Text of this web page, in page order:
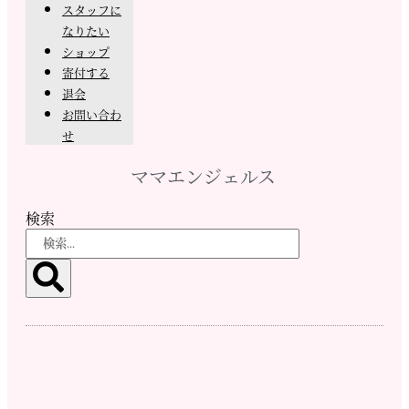
スタッフに
なりたい
ショップ
寄付する
退会
お問い合わ
せ
ママエンジェルス
検索